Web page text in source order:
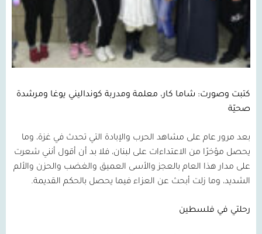
كتبت وصورت: شاما كار، معلمة ومدربة كونداليني يوغا ومرشدة
صحيّة
بعد مرور عام على مشاهد الحرب والإبادة التي تحدث في غزة، وما
يحصل مؤخرًا من الاعتداءات على لبنان، فلا بد أن أقول أنني شعرت
على مدار هذا العام بالعجز والأسى العميق والغضب والحزن والألم
الشديد، وما زلت أبحث عن العزاء فيما يحصل بالحكم القديمة.
رحلتي في فلسطين